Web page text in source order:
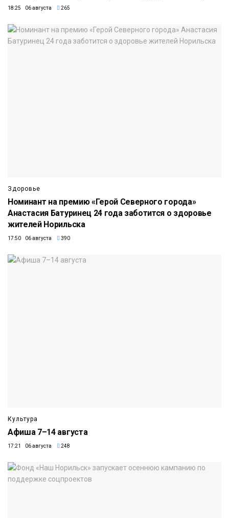
18:25 06 августа 265
Здоровье
Номинант на премию «Герой Северного города»
Анастасия Батуринец 24 года заботится о здоровье
жителей Норильска
17:50 06 августа 390
Культура
Афиша 7–14 августа
17:21 06 августа 248